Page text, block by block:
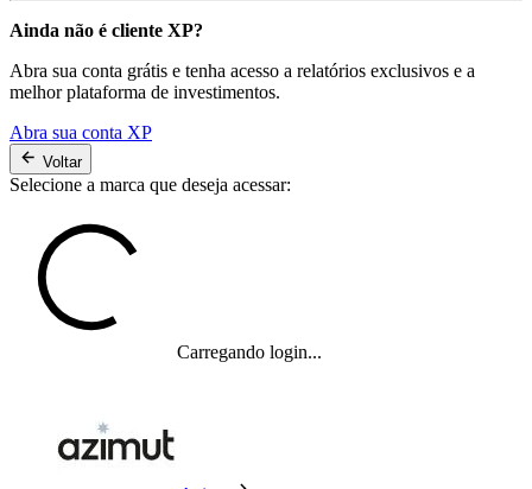
Ainda não é cliente XP?
Abra sua conta grátis e tenha acesso a relatórios exclusivos e a
melhor plataforma de investimentos.
Abra sua conta XP
Voltar
Selecione a marca que deseja acessar:
Carregando login...